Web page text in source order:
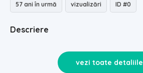
57 ani în urmă vizualizări ID #0
Descriere
vezi toate detaliile